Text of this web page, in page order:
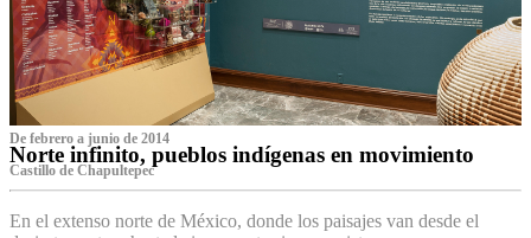
De febrero a junio de 2014
Norte infinito, pueblos indígenas en movimiento
Castillo de Chapultepec
En el extenso norte de México, donde los paisajes van desde el